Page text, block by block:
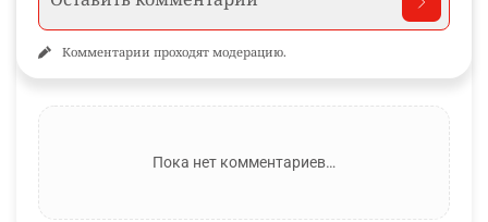
Комментарии проходят модерацию.
Пока нет комментариев…